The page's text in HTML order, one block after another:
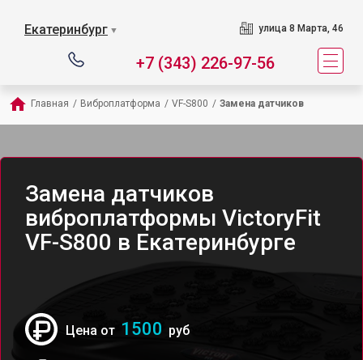
Екатеринбург ▼ улица 8 Марта, 46
+7 (343) 226-97-56
Главная / Виброплатформа / VF-S800 / Замена датчиков
Замена датчиков
виброплатформы VictoryFit
VF-S800 в Екатеринбурге
Цена от 1500 руб